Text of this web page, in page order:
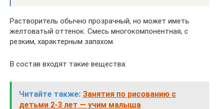
Растворитель обычно прозрачный, но может иметь
желтоватый оттенок. Смесь многокомпонентная, с
резким, характерным запахом.
В состав входят такие вещества:
Читайте также: Занятия по рисованию с
детьми 2-3 лет — учим малыша